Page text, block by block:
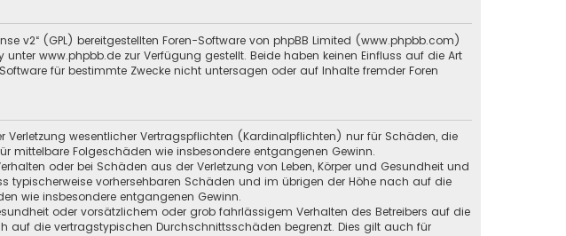
v2“ (GPL) bereitgestellten Foren-Software von phpBB Limited (www.phpbb.com)
www.phpbb.de zur Verfügung gestellt. Beide haben keinen Einfluss auf die Art
für bestimmte Zwecke nicht untersagen oder auf Inhalte fremder Foren
Verletzung wesentlicher Vertragspflichten (Kardinalpflichten) nur für Schäden, die
mittelbare Folgeschäden wie insbesondere entgangenen Gewinn.
oder bei Schäden aus der Verletzung von Leben, Körper und Gesundheit und
typischerweise vorhersehbaren Schäden und im übrigen der Höhe nach auf die
wie insbesondere entgangenen Gewinn.
oder vorsätzlichem oder grob fahrlässigem Verhalten des Betreibers auf die
auf die vertragstypischen Durchschnittsschäden begrenzt. Dies gilt auch für